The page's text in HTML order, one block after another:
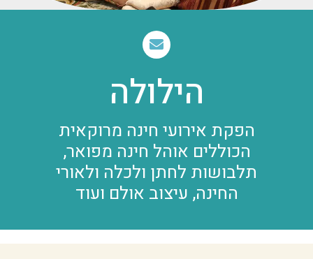
הילולה
הפקת אירועי חינה מרוקאית
הכוללים אוהל חינה מפואר,
תלבושות לחתן ולכלה ולאורי
החינה, עיצוב אולם ועוד